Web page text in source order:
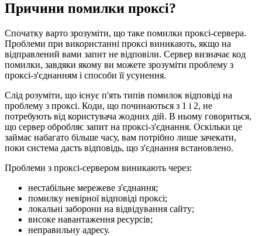
Причини помилки проксі?
Спочатку варто зрозуміти, що таке помилки проксі-сервера.
Проблеми при використанні проксі виникають, якщо на
відправлений вами запит не відповіли. Сервер визначає код
помилки, завдяки якому ви можете зрозуміти проблему з
проксі-з'єднанням і способи її усунення.
Слід розуміти, що існує п'ять типів помилок відповіді на
проблему з проксі. Коди, що починаються з 1 і 2, не
потребують від користувача жодних дій. В ньому говориться,
що сервер обробляє запит на проксі-з'єднання. Оскільки це
займає набагато більше часу, вам потрібно лише зачекати,
поки система дасть відповідь, що з'єднання встановлено.
Проблеми з проксі-сервером виникають через:
нестабільне мережеве з'єднання;
помилку невірної відповіді проксі;
локальні заборони на відвідування сайту;
високе навантаження ресурсів;
неправильну адресу.